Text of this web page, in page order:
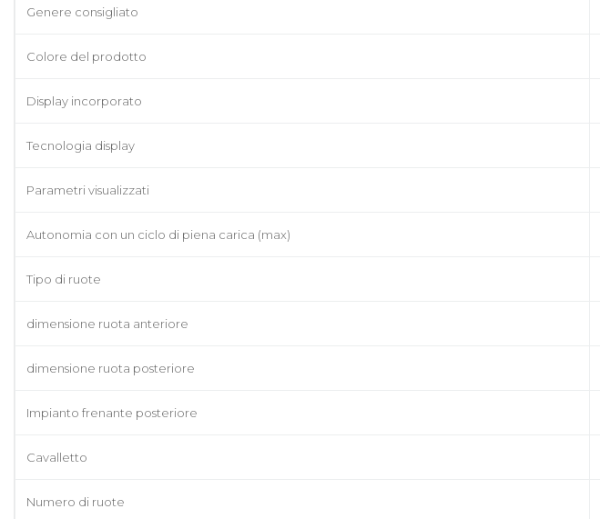
Genere consigliato
Colore del prodotto
Display incorporato
Tecnologia display
Parametri visualizzati
Autonomia con un ciclo di piena carica (max)
Tipo di ruote
dimensione ruota anteriore
dimensione ruota posteriore
Impianto frenante posteriore
Cavalletto
Numero di ruote